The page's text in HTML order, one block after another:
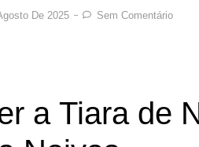
De 2025 Sem Comentário
a Tiara de